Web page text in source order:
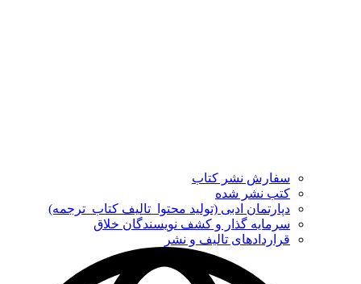
سفارش نشر کتاب
کتب نشر شده
دپارتمان ادبی (تولید محتوا_تالیف کتاب_ترجمه)
سرمایه گذار و کشف نویسندگان خلاق
قراردادهای تالیف و نشر